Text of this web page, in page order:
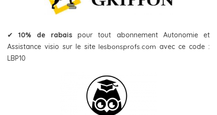
✔10% de rabaispour tout abonnement Autonomie et
Assistance visio sur le site lesbonsprofs.com avec ce code :
LBP10